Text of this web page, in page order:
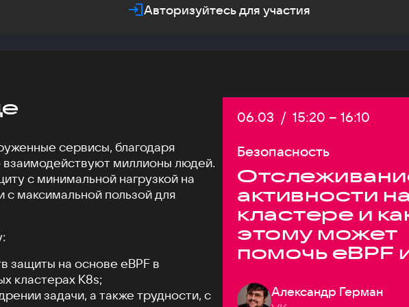
Авторизуйтесь для участия
сервисы, благодаря
миллионы людей.
с минимальной нагрузкой на
с максимальной пользой для
защиты на основе eBPF в
кластерах K8s;
задачи, а также трудности, с
Дата:
06.03 / Начало:
15:20 – Конец:
16:10
Безопасность
активности на
кластере и
этому может
помочь eBPF
Александр Герман